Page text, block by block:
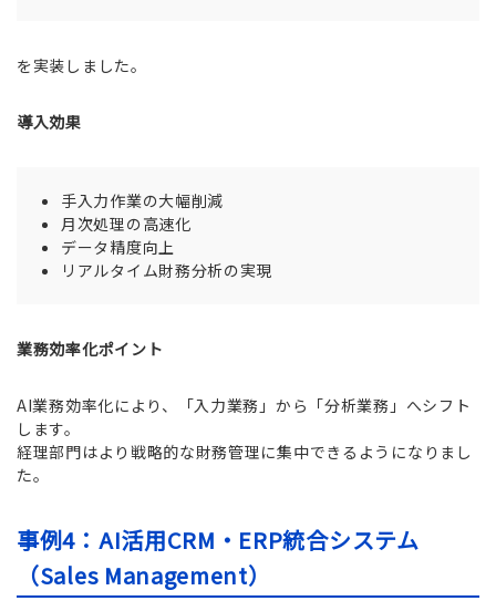
を実装しました。
導入効果
手入力作業の大幅削減
月次処理の高速化
データ精度向上
リアルタイム財務分析の実現
業務効率化ポイント
AI業務効率化により、「入力業務」から「分析業務」へシフト
します。
経理部門はより戦略的な財務管理に集中できるようになりまし
た。
事例4：AI活用CRM・ERP統合システム
（Sales Management）